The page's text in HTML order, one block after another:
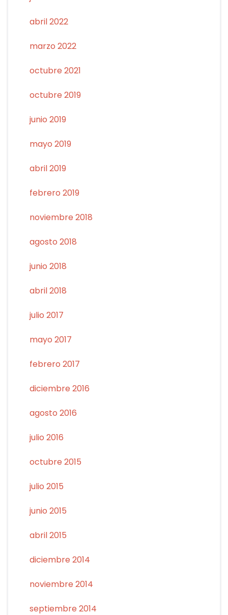
abril 2022
marzo 2022
octubre 2021
octubre 2019
junio 2019
mayo 2019
abril 2019
febrero 2019
noviembre 2018
agosto 2018
junio 2018
abril 2018
julio 2017
mayo 2017
febrero 2017
diciembre 2016
agosto 2016
julio 2016
octubre 2015
julio 2015
junio 2015
abril 2015
diciembre 2014
noviembre 2014
septiembre 2014